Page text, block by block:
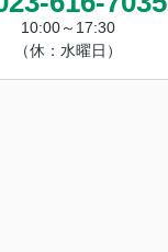
10:00～17:30
（休：水曜日）